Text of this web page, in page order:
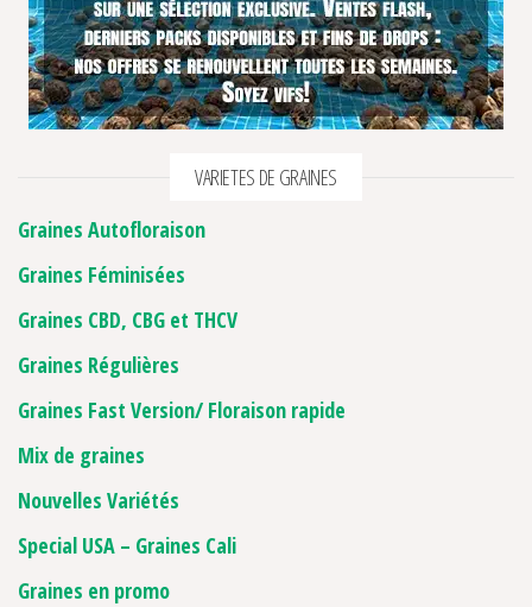
VARIETES DE GRAINES
Graines Autofloraison
Graines Féminisées
Graines CBD, CBG et THCV
Graines Régulières
Graines Fast Version/ Floraison rapide
Mix de graines
Nouvelles Variétés
Special USA – Graines Cali
Graines en promo